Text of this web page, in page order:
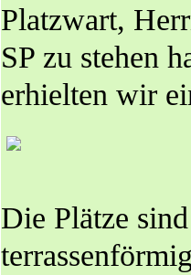
Platzwart,
SP zu stehen
erhielten wir
Die Plätze